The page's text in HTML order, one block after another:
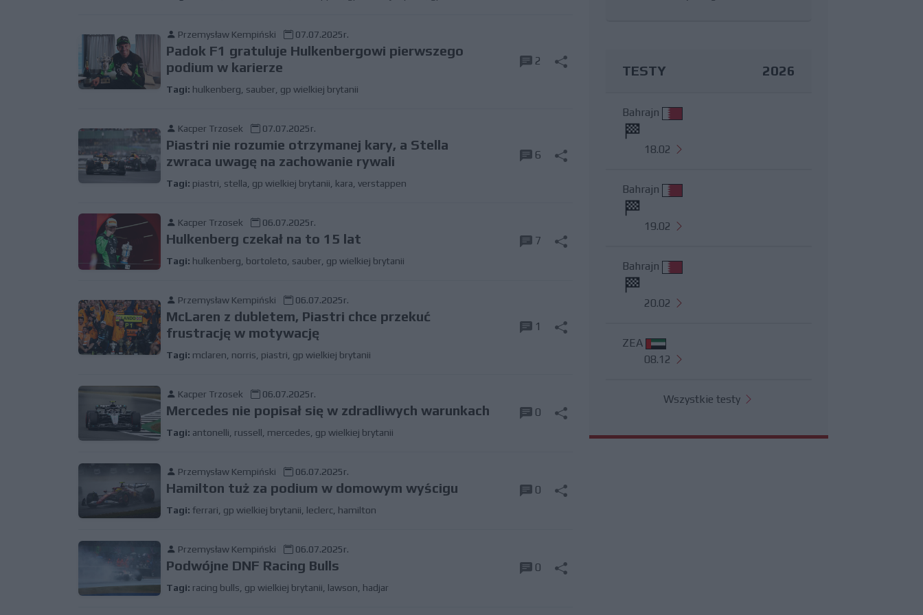
Przemysław Kempiński 07.07.2025r.
Padok F1 gratuluje Hulkenbergowi pierwszego
podium w karierze
Tagi: hulkenberg sauber gp wielkiej brytanii
2
Kacper Trzosek 07.07.2025r.
Piastri nie rozumie otrzymanej kary, a Stella
zwraca uwagę na zachowanie rywali
Tagi: piastri stella gp wielkiej brytanii kara verstappen
6
Kacper Trzosek 06.07.2025r.
Hulkenberg czekał na to 15 lat
Tagi: hulkenberg bortoleto sauber gp wielkiej brytanii
7
Przemysław Kempiński 06.07.2025r.
McLaren z dubletem, Piastri chce przekuć
frustrację w motywację
Tagi: mclaren norris piastri gp wielkiej brytanii
1
Kacper Trzosek 06.07.2025r.
Mercedes nie popisał się w zdradliwych warunkach
Tagi: antonelli russell mercedes gp wielkiej brytanii
0
Przemysław Kempiński 06.07.2025r.
Hamilton tuż za podium w domowym wyścigu
Tagi: ferrari gp wielkiej brytanii leclerc hamilton
0
Przemysław Kempiński 06.07.2025r.
Podwójne DNF Racing Bulls
Tagi: racing bulls gp wielkiej brytanii lawson hadjar
0
TESTY 2026
Bahrajn
18.02
Bahrajn
19.02
Bahrajn
20.02
ZEA
08.12
Wszystkie testy